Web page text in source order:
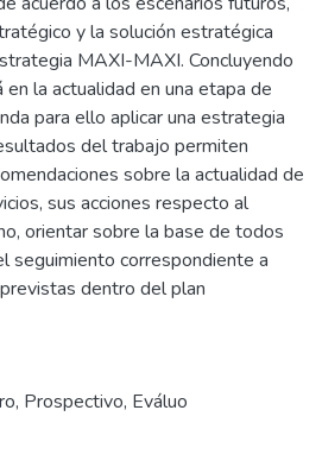
y la solución estratégica
MAXI-MAXI. Concluyendo
la actualidad en una etapa de
para ello aplicar una estrategia
del trabajo permiten
sobre la actualidad de
sus acciones respecto al
orientar sobre la base de todos
seguimiento correspondiente a
dentro del plan
, Prospectivo, Eváluo